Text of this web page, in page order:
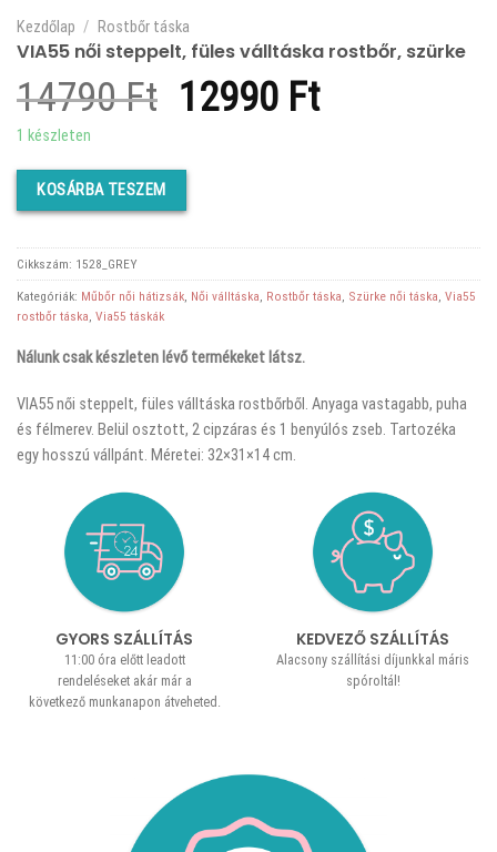
Kezdőlap / Rostbőr táska
VIA55 női steppelt, füles válltáska rostbőr, szürke
14790Ft Original
was:
14790 Ft.
12990 FtCurrent
1 készleten
KOSÁRBA TESZEM
Cikkszám: 1528_GREY
Kategóriák: Műbőr női hátizsák, Női válltáska, Rostbőr táska, Szürke női táska, Via55
rostbőr táska, Via55 táskák
Nálunk csak készleten lévő termékeket látsz.
VIA55 női steppelt, füles válltáska rostbőrből. Anyaga vastagabb, puha
és félmerev. Belül osztott, 2 cipzáras és 1 benyúlós zseb. Tartozéka
egy hosszú vállpánt. Méretei: 32×31×14 cm.
GYORS SZÁLLÍTÁS
11:00 óra előtt leadott
rendeléseket akár már a
következő munkanapon átveheted.
KEDVEZŐ SZÁLLÍTÁS
Alacsony szállítási díjunkkal máris
spóroltál!